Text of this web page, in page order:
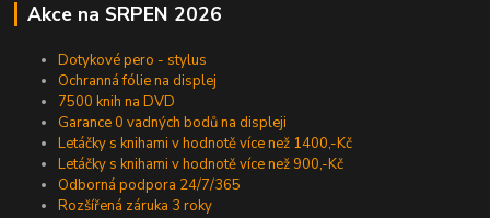
Akce na SRPEN 2026
Dotykové pero - stylus
Ochranná fólie na displej
7500 knih na DVD
Garance 0 vadných bodů na displeji
Letáčky s knihami v hodnotě více než 1400,-Kč
Letáčky s knihami v hodnotě více než 900,-Kč
Odborná podpora 24/7/365
Rozšířená záruka 3 roky